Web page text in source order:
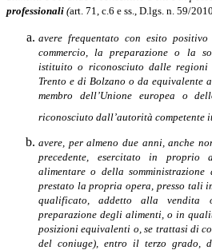
professionali (art. 71, c.6 e ss., D.lgs. n. 59/
avere frequentato con esito
commercio, la preparazione o la
istituito o riconosciuto dalle
Trento e di Bolzano o da equivalente
membro dell’Unione europea o
riconosciuto dall’autorità competente
avere, per almeno due anni, anche
precedente, esercitato in proprio
alimentare o della
prestato la propria opera, presso tali
qualificato, addetto alla vendita
preparazione degli alimenti, o in
posizioni equivalenti o, se trattasi di
del coniuge), entro il terzo grado,